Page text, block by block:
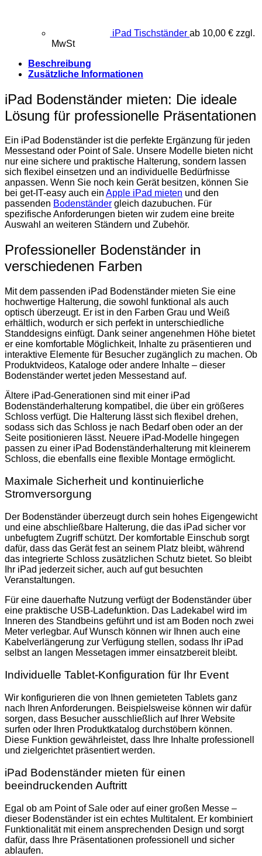
iPad Tischständer ab 10,00 € zzgl.
MwSt
Beschreibung
Zusätzliche Informationen
iPad Bodenständer mieten: Die ideale
Lösung für professionelle Präsentationen
Ein iPad Bodenständer ist die perfekte Ergänzung für jeden
Messestand oder Point of Sale. Unsere Modelle bieten nicht
nur eine sichere und praktische Halterung, sondern lassen
sich flexibel einsetzen und an individuelle Bedürfnisse
anpassen. Wenn Sie noch kein Gerät besitzen, können Sie
bei get-IT-easy auch ein Apple iPad mieten und den
passenden Bodenständer gleich dazubuchen. Für
spezifische Anforderungen bieten wir zudem eine breite
Auswahl an weiteren Ständern und Zubehör.
Professioneller Bodenständer in
verschiedenen Farben
Mit dem passenden iPad Bodenständer mieten Sie eine
hochwertige Halterung, die sowohl funktional als auch
optisch überzeugt. Er ist in den Farben Grau und Weiß
erhältlich, wodurch er sich perfekt in unterschiedliche
Standdesigns einfügt. Dank seiner angenehmen Höhe bietet
er eine komfortable Möglichkeit, Inhalte zu präsentieren und
interaktive Elemente für Besucher zugänglich zu machen. Ob
Produktvideos, Kataloge oder andere Inhalte – dieser
Bodenständer wertet jeden Messestand auf.
Ältere iPad-Generationen sind mit einer iPad
Bodenständerhalterung kompatibel, die über ein größeres
Schloss verfügt. Die Halterung lässt sich flexibel drehen,
sodass sich das Schloss je nach Bedarf oben oder an der
Seite positionieren lässt. Neuere iPad-Modelle hingegen
passen zu einer iPad Bodenständerhalterung mit kleinerem
Schloss, die ebenfalls eine flexible Montage ermöglicht.
Maximale Sicherheit und kontinuierliche
Stromversorgung
Der Bodenständer überzeugt durch sein hohes Eigengewicht
und eine abschließbare Halterung, die das iPad sicher vor
unbefugtem Zugriff schützt. Der komfortable Einschub sorgt
dafür, dass das Gerät fest an seinem Platz bleibt, während
das integrierte Schloss zusätzlichen Schutz bietet. So bleibt
Ihr iPad jederzeit sicher, auch auf gut besuchten
Veranstaltungen.
Für eine dauerhafte Nutzung verfügt der Bodenständer über
eine praktische USB-Ladefunktion. Das Ladekabel wird im
Inneren des Standbeins geführt und ist am Boden noch zwei
Meter verlegbar. Auf Wunsch können wir Ihnen auch eine
Kabelverlängerung zur Verfügung stellen, sodass Ihr iPad
selbst an langen Messetagen immer einsatzbereit bleibt.
Individuelle Tablet-Konfiguration für Ihr Event
Wir konfigurieren die von Ihnen gemieteten Tablets ganz
nach Ihren Anforderungen. Beispielsweise können wir dafür
sorgen, dass Besucher ausschließlich auf Ihrer Website
surfen oder Ihren Produktkatalog durchstöbern können.
Diese Funktion gewährleistet, dass Ihre Inhalte professionell
und zielgerichtet präsentiert werden.
iPad Bodenständer mieten für einen
beeindruckenden Auftritt
Egal ob am Point of Sale oder auf einer großen Messe –
dieser Bodenständer ist ein echtes Multitalent. Er kombiniert
Funktionalität mit einem ansprechenden Design und sorgt
dafür, dass Ihre Präsentationen professionell und sicher
ablaufen.